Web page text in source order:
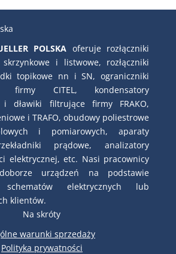
POLSKA oferuje rozłączniki
skrzynkowe i listwowe, rozłączniki
topikowe nn i SN, ograniczniki
CITEL, kondensatory
i dławiki filtrujące firmy FRAKO,
i TRAFO, obudowy poliestrowe
i pomiarowych, aparaty
prądowe, analizatory
elektrycznej, etc. Nasi pracownicy
urządzeń na podstawie
schematów elektrycznych lub
klientów.
Na skróty
warunki sprzedaży
Polityka prywatności